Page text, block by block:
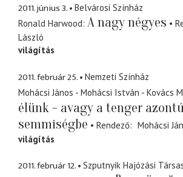
2011. június 3.
Belvárosi Színház
Ronald Harwood A nagy négyes
László
világítás
2011. február 25.
Nemzeti Színház
Mohácsi János - Mohácsi István - Kovács
élünk - avagy a tenger
semmiségbe
Rendező
Mohácsi
világítás
2011. február 12.
Szputnyik Hajózási